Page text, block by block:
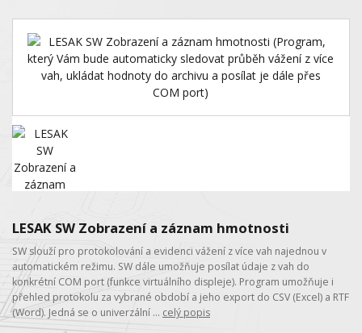
LESAK SW Zobrazení a záznam hmotnosti
SW slouží pro protokolování a evidenci vážení z více vah najednou v
automatickém režimu. SW dále umožňuje posílat údaje z vah do
konkrétní COM port (funkce virtuálního displeje). Program umožňuje i
přehled protokolu za vybrané období a jeho export do CSV (Excel) a RTF
(Word). Jedná se o univerzální ... celý popis